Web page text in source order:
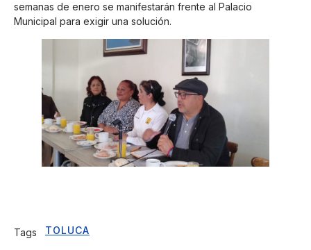
semanas de enero se manifestarán frente al Palacio
Municipal para exigir una solución.
Tags TOLUCA